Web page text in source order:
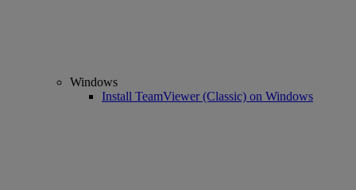
Windows
Install TeamViewer (Classic) on Windows